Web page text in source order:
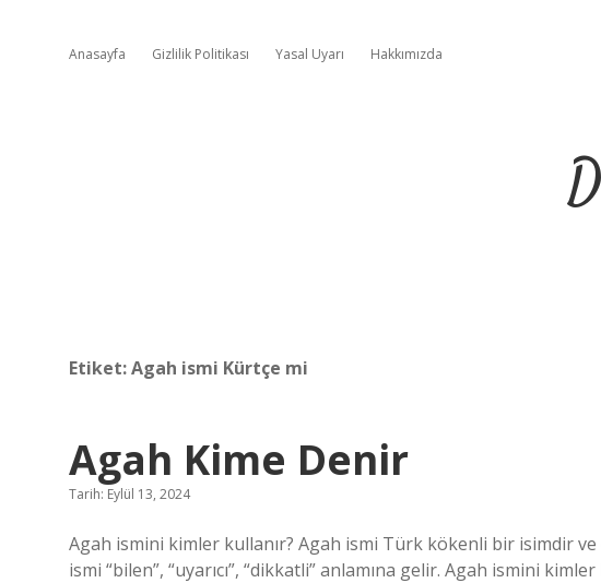
Anasayfa Gizlilik Politikası Yasal Uyarı Hakkımızda
Etiket:Agah ismi Kürtçe mi
Agah Kime Denir
Tarih: Eylül 13, 2024
Agah ismini kimler kullanır? Agah ismi Türk kökenli bir isimdir ve
ismi “bilen”, “uyarıcı”, “dikkatli” anlamına gelir. Agah ismini